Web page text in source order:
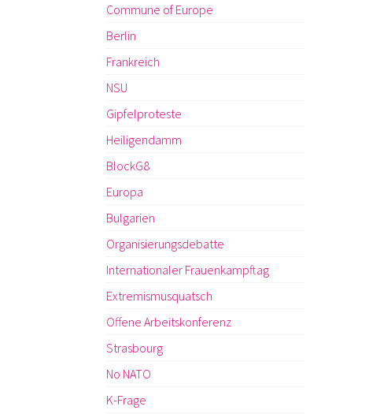
Commune of Europe
Berlin
Frankreich
NSU
Gipfelproteste
Heiligendamm
BlockG8
Europa
Bulgarien
Organisierungsdebatte
Internationaler Frauenkampftag
Extremismusquatsch
Offene Arbeitskonferenz
Strasbourg
No NATO
K-Frage